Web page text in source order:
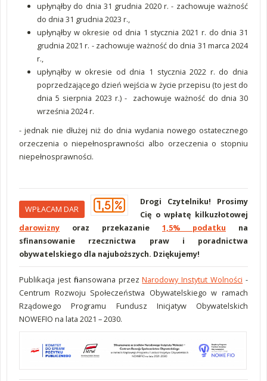
upłynąłby do dnia 31 grudnia 2020 r. - zachowuje ważność
do dnia 31 grudnia 2023 r.,
upłynąłby w okresie od dnia 1 stycznia 2021 r. do dnia 31
grudnia 2021 r. - zachowuje ważność do dnia 31 marca 2024
r.,
upłynąłby w okresie od dnia 1 stycznia 2022 r. do dnia
poprzedzającego dzień wejścia w życie przepisu (to jest do
dnia 5 sierpnia 2023 r.) - zachowuje ważność do dnia 30
września 2024 r.
- jednak nie dłużej niż do dnia wydania nowego ostatecznego
orzeczenia o niepełnosprawności albo orzeczenia o stopniu
niepełnosprawności.
WPŁACAM DAR
Drogi Czytelniku! Prosimy
Cię o wpłatę kilkuzłotowej
darowizny oraz przekazanie 1,5% podatku na
sfinansowanie rzecznictwa praw i poradnictwa
obywatelskiego dla najuboższych. Dziękujemy!
Publikacja jest finansowana przezNarodowy Instytut Wolności -
Centrum Rozwoju Społeczeństwa Obywatelskiego w ramach
Rządowego Programu Fundusz Inicjatyw Obywatelskich
NOWEFIO na lata 2021 – 2030.